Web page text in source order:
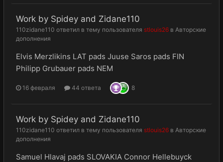
Work by Spidey and Zidane110
110zidane110 ответил в тему пользователя stlouis26 в Авторские
дополнения
Elvis Merzlikins LAT pads Juuse Saros pads FIN
Philipp Grubauer pads NEM
16 февраля 44 ответа 8
Work by Spidey and Zidane110
110zidane110 ответил в тему пользователя stlouis26 в Авторские
дополнения
Samuel Hlavaj pads SLOVAKIA Connor Hellebuyck